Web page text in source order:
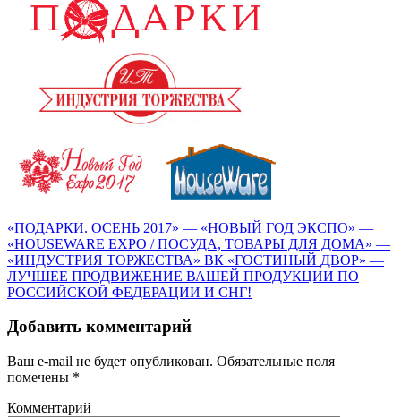
«ПОДАРКИ. ОСЕНЬ 2017» — «НОВЫЙ ГОД ЭКСПО» —
«HOUSEWARE EXPO / ПОСУДА, ТОВАРЫ ДЛЯ ДОМА» —
«ИНДУСТРИЯ ТОРЖЕСТВА» ВК «ГОСТИНЫЙ ДВОР» —
ЛУЧШЕЕ ПРОДВИЖЕНИЕ ВАШЕЙ ПРОДУКЦИИ ПО
РОССИЙСКОЙ ФЕДЕРАЦИИ И СНГ!
Добавить комментарий
Ваш e-mail не будет опубликован. Обязательные поля
помечены *
Комментарий